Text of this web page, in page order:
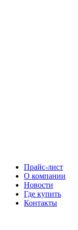
Прайс-лист
О компании
Новости
Где купить
Контакты